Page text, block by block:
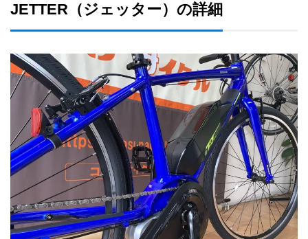
JETTER（ジェッター）の詳細